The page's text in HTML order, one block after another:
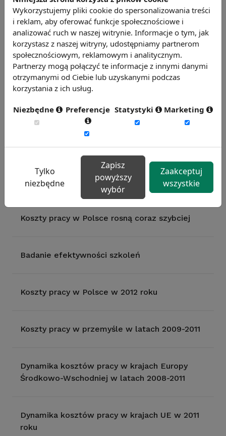
Efektywny pion personalny – co to oznacza?
Jak zmniejszyć absencję?
Jak skutecznie wykorzystywać wskaźniki
efektywności?
Jak zwiększyć zyski firmy?
Wskaźniki HR – jak wybrać wskaźniki
najważniejsze dla mojej firmy?
Koszty pracy w Polsce rosną coraz szybciej
Badanie efektywności szkoleń
Koszty pracy w Polsce w 2012 roku
Koszty pracy w przemyśle w latach 2009-2011
Dynamika kosztów pracy w krajach Europy
Środkowo-Wschodniej w latach 2008-2011
Dynamika kosztów pracy w krajach UE w 2011
roku
Wykorzystujemy pliki cookie do spersonalizowania treści
i reklam, aby oferować funkcje społecznościowe i
analizować ruch w naszej witrynie. Informacje o tym, jak
korzystasz z naszej witryny, udostępniamy partnerom
społecznościowym, reklamowym i analitycznym.
Partnerzy mogą połączyć te informacje z innymi danymi
otrzymanymi od Ciebie lub uzyskanymi podczas
korzystania z ich usług.
Niezbędne Preferencje Statystyki Marketing
Tylko
niezbędne
Zapisz
powyższy
wybór
Zaakceptuj
wszystkie